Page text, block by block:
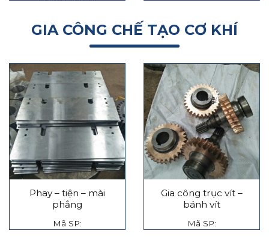
GIA CÔNG CHẾ TẠO CƠ KHÍ
Phay – tiện – mài
phẳng
Mã SP:
Gia công trục vít –
bánh vít
Mã SP: